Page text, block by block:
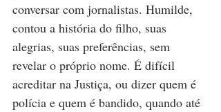
conversar com jornalistas. Humilde,
contou a história do filho, suas
alegrias, suas preferências, sem
revelar o próprio nome. É difícil
acreditar na Justiça, ou dizer quem é
polícia e quem é bandido, quando até